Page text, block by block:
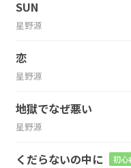
SUN
星野源
恋
星野源
地獄でなぜ悪い
星野源
くだらないの中に 初心